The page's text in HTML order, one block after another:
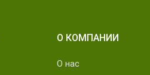
О КОМПАНИИ
О нас